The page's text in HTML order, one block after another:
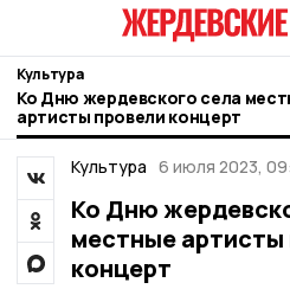
Культура
Ко Дню жердевского села местные
артисты провели концерт
Культура 6 июля 2023,
Ко Дню
местные артисты
концерт